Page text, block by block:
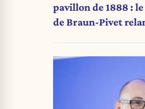
pavillon de 1888 :
de Braun-Pivet